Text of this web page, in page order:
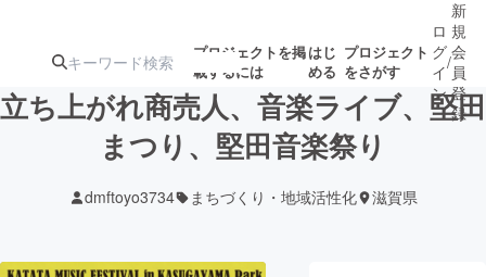
プロジェクトを掲
載するには
はじ
める
プロジェクト
をさがす
ターン
ジェクト
募集終了が近いプ
ロジェクト
もうすぐ公開
されます
ロ
グ
イ
ン
/
新
規
会
員
登
録
立ち上がれ商売人、音楽ライブ、堅田
まつり、堅田音楽祭り
dmftoyo3734 まちづくり・地域活性化 滋賀県